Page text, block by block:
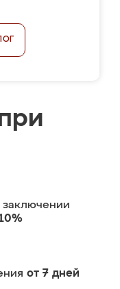
заключении
от 7 дней